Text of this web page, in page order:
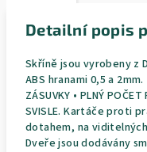
Detailní popis
Skříně jsou vyrobeny z
ABS hranami 0,5 a 2mm.
ZÁSUVKY • PLNÝ
SVISLE. Kartáče proti
dotahem, na
Dveře jsou dodávány